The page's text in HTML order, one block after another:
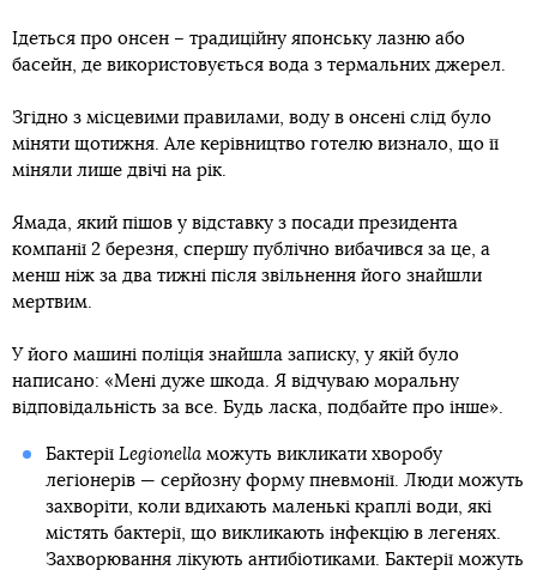
Ідеться про онсен – традиційну японську лазню або
басейн, де використовується вода з термальних джерел.
Згідно з місцевими правилами, воду в онсені слід було
міняти щотижня. Але керівництво готелю визнало, що її
міняли лише двічі на рік.
Ямада, який пішов у відставку з посади президента
компанії 2 березня, спершу публічно вибачився за це, а
менш ніж за два тижні після звільнення його знайшли
мертвим.
У його машині поліція знайшла записку, у якій було
написано: «Мені дуже шкода. Я відчуваю моральну
відповідальність за все. Будь ласка, подбайте про інше».
Бактерії Legionellaможуть викликати хворобу
легіонерів — серйозну форму пневмонії. Люди можуть
захворіти, коли вдихають маленькі краплі води, які
містять бактерії, що викликають інфекцію в легенях.
Захворювання лікують антибіотиками. Бактерії можуть